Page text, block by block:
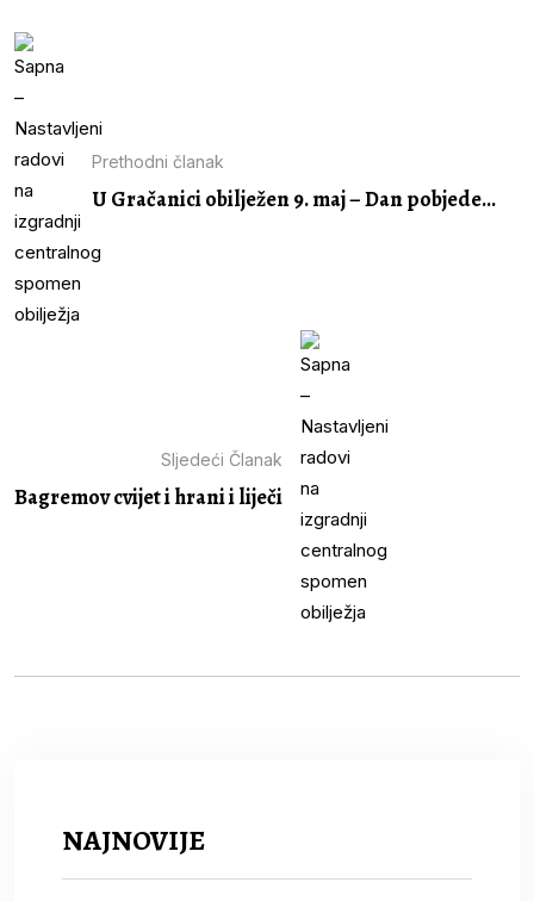
Prethodni članak
U Gračanici obilježen 9. maj – Dan pobjede...
Sljedeći Članak
Bagremov cvijet i hrani i liječi
NAJNOVIJE